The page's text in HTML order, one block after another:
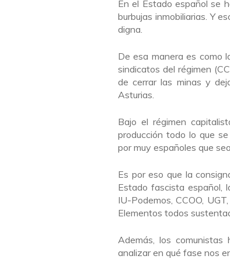
En el Estado español se
burbujas inmobiliarias. Y
digna.
De esa manera es como
sindicatos del régimen
de cerrar las minas y
Asturias.
Bajo el régimen
producción todo lo que
por muy españoles que
Es por eso que la
Estado fascista español,
IU-Podemos, CCOO,
Elementos todos
Además, los comunistas
analizar en qué fase nos